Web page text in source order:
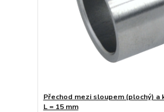
Přechod mezi sloupem (plochý) a
L = 15 mm